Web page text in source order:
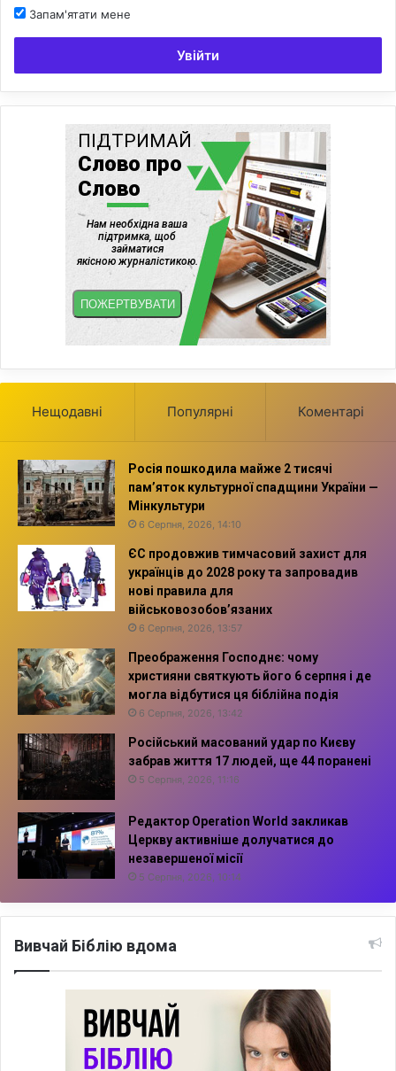
Запам'ятати мене
Увійти
Нещодавні Популярні Коментарі
Росія пошкодила майже 2 тисячі
пам’яток культурної спадщини України —
Мінкультури
6 Серпня, 2026, 14:10
ЄС продовжив тимчасовий захист для
українців до 2028 року та запровадив
нові правила для
військовозобов’язаних
6 Серпня, 2026, 13:57
Преображення Господнє: чому
християни святкують його 6 серпня і де
могла відбутися ця біблійна подія
6 Серпня, 2026, 13:42
Російський масований удар по Києву
забрав життя 17 людей, ще 44 поранені
5 Серпня, 2026, 11:16
Редактор Operation World закликав
Церкву активніше долучатися до
незавершеної місії
5 Серпня, 2026, 10:14
Вивчай Біблію вдома